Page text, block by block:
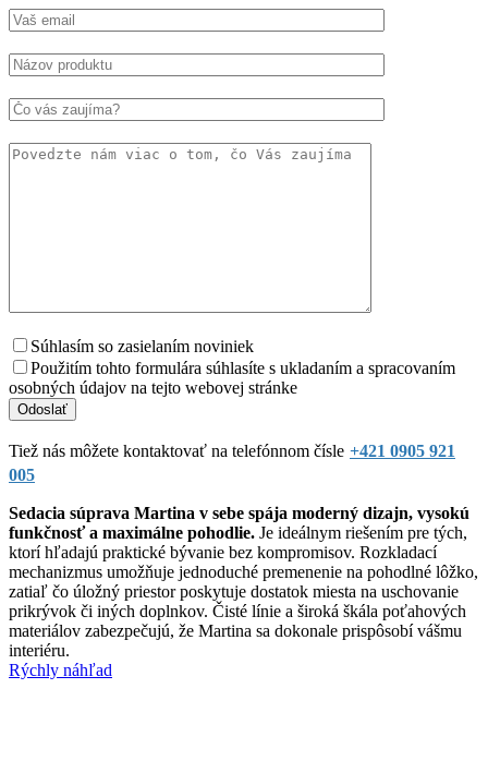
Súhlasím so zasielaním noviniek
Použitím tohto formulára súhlasíte s ukladaním a spracovaním
osobných údajov na tejto webovej stránke
Tiež nás môžete kontaktovať na telefónnom čísle +421 0905 921
005
Sedacia súprava Martina v sebe spája moderný dizajn, vysokú
funkčnosť a maximálne pohodlie. Je ideálnym riešením pre tých,
ktorí hľadajú praktické bývanie bez kompromisov. Rozkladací
mechanizmus umožňuje jednoduché premenenie na pohodlné lôžko,
zatiaľ čo úložný priestor poskytuje dostatok miesta na uschovanie
prikrývok či iných doplnkov. Čisté línie a široká škála poťahových
materiálov zabezpečujú, že Martina sa dokonale prispôsobí vášmu
interiéru.
Rýchly náhľad